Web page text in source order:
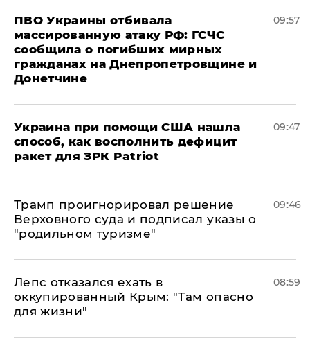
ПВО Украины отбивала
массированную атаку РФ: ГСЧС
сообщила о погибших мирных
гражданах на Днепропетровщине и
Донетчине
09:57
Украина при помощи США нашла
способ, как восполнить дефицит
ракет для ЗРК Patriot
09:47
Трамп проигнорировал решение
Верховного суда и подписал указы о
"родильном туризме"
09:46
Лепс отказался ехать в
оккупированный Крым: "Там опасно
для жизни"
08:59